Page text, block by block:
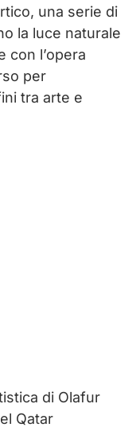
una serie di
la luce naturale
con l’opera
per
tra arte e
di Olafur
Qatar